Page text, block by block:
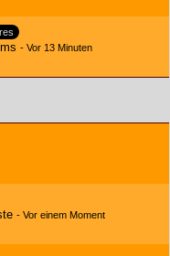
- Vor 13 Minuten
- Vor einem Moment